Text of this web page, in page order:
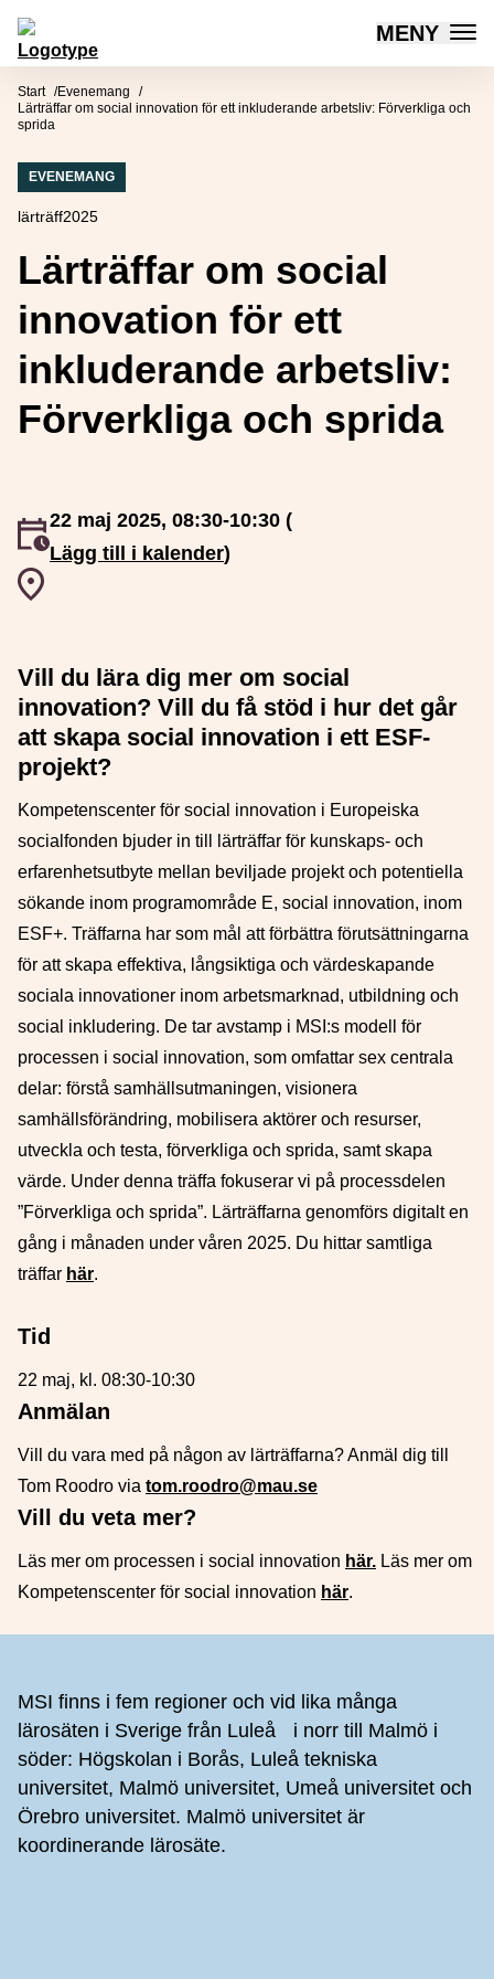
Hoppa till innehåll
Mötesplatsen Social Innovation MENY
Start
Evenemang
Lärträffar om social innovation för ett inkluderande arbetsliv: Förverkliga och
sprida
EVENEMANG
lärträff2025
Lärträffar om social
innovation för ett
inkluderande arbetsliv:
Förverkliga och sprida
Event inträffar
22 maj 2025, 08:30-10:30 (
Lägg till i kalender)
Event plats
Vill du lära dig mer om social
innovation? Vill du få stöd i hur det går
att skapa social innovation i ett ESF-
projekt?
Kompetenscenter för social innovation i Europeiska
socialfonden bjuder in till lärträffar för kunskaps- och
erfarenhetsutbyte mellan beviljade projekt och potentiella
sökande inom programområde E, social innovation, inom
ESF+. Träffarna har som mål att förbättra förutsättningarna
för att skapa effektiva, långsiktiga och värdeskapande
sociala innovationer inom arbetsmarknad, utbildning och
social inkludering. De tar avstamp i MSI:s modell för
processen i social innovation, som omfattar sex centrala
delar: förstå samhällsutmaningen, visionera
samhällsförändring, mobilisera aktörer och resurser,
utveckla och testa, förverkliga och sprida, samt skapa
värde. Under denna träffa fokuserar vi på processdelen
”Förverkliga och sprida”. Lärträffarna genomförs digitalt en
gång i månaden under våren 2025. Du hittar samtliga
träffar här.
Tid
22 maj, kl. 08:30-10:30
Anmälan
Vill du vara med på någon av lärträffarna? Anmäl dig till
Tom Roodro via tom.roodro@mau.se
Vill du veta mer?
Läs mer om processen i social innovation här. Läs mer om
Kompetenscenter för social innovation här.
MSI finns i fem regioner och vid lika många
lärosäten i Sverige från Luleå i norr till Malmö i
söder: Högskolan i Borås, Luleå tekniska
universitet, Malmö universitet, Umeå universitet och
Örebro universitet. Malmö universitet är
koordinerande lärosäte.